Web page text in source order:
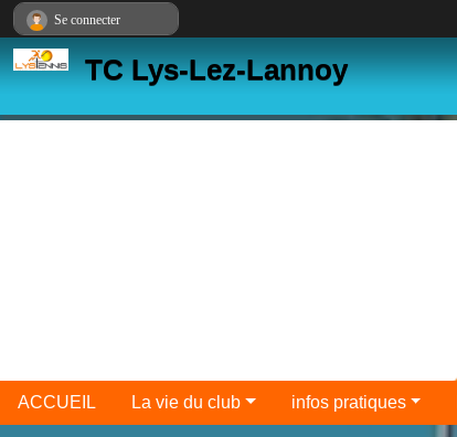
TC Lys-Lez-Lannoy
ACCUEIL La vie du club infos pratiques
Se connecter
Panneau de gestion des cookies